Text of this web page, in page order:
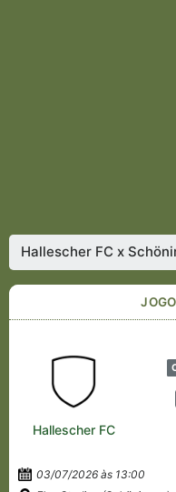
Hallescher FC x
Hallescher FC
03/07/2026 às 13:00